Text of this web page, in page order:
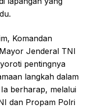
Komandan
Jenderal TNI
pentingnya
langkah dalam
berharap, melalui
dan Propam Polri